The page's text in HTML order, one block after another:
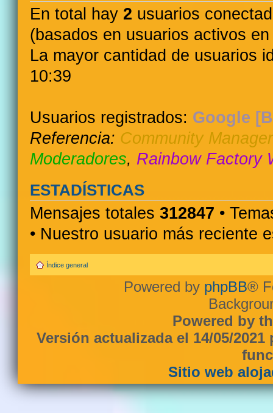
En total hay 2 usuarios
(basados en usuarios activos
La mayor cantidad de usuarios
10:39
Usuarios registrados: Google
Referencia: Community Manager
Moderadores, Rainbow Factory
ESTADÍSTICAS
Mensajes totales 312847 •
• Nuestro usuario más reciente
Índice general
Powered by phpBB®
Powered by
Versión actualizada el 14/05/
Sitio web